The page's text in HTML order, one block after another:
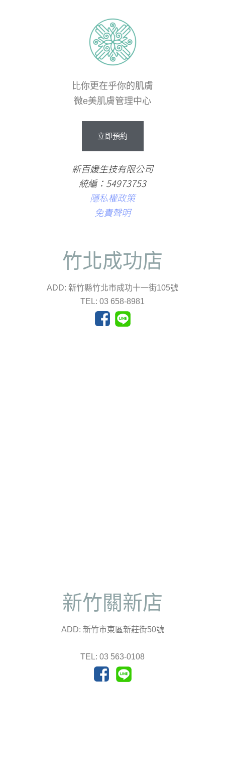
比你更在乎你的肌膚
微e美肌膚管理中心
立即預約
新百媛生技有限公司
統編：54973753
隱私權政策
免責聲明
竹北成功店
ADD: 新竹縣竹北市成功十一街105號
TEL: 03 658-8981
新竹關新店
ADD: 新竹市東區新莊街50號
TEL: 03 563-0108